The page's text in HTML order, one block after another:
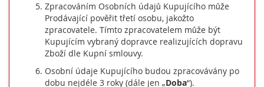
Zpracováním Osobních údajů Kupujícího může
Prodávající pověřit třetí osobu, jakožto
zpracovatele. Tímto zpracovatelem může být
Kupujícím vybraný dopravce realizujících dopravu
Zboží dle Kupní smlouvy.
Osobní údaje Kupujícího budou zpracovávány po
dobu nejdéle 3 roky (dále jen „Doba“).